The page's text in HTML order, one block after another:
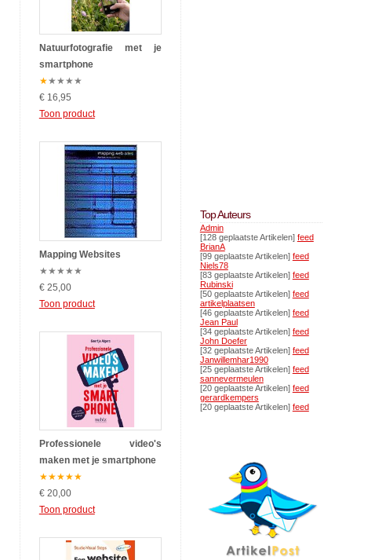
Natuurfotografie met je
smartphone
★★★★★
€ 16,95
Toon product
Mapping Websites
★★★★★
€ 25,00
Toon product
Professionele video's
maken met je smartphone
★★★★★
€ 20,00
Toon product
Top Auteurs
Admin
[128 geplaatste Artikelen] feed
BrianA
[99 geplaatste Artikelen] feed
Niels78
[83 geplaatste Artikelen] feed
Rubinski
[50 geplaatste Artikelen] feed
artikelplaatsen
[46 geplaatste Artikelen] feed
Jean Paul
[34 geplaatste Artikelen] feed
John Doefer
[32 geplaatste Artikelen] feed
Janwillemhar1990
[25 geplaatste Artikelen] feed
sannevermeulen
[20 geplaatste Artikelen] feed
gerardkempers
[20 geplaatste Artikelen] feed